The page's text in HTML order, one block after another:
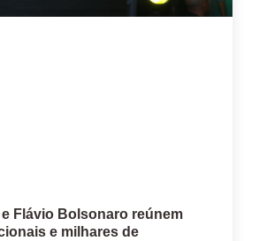
Flávio Bolsonaro reúnem
e milhares de